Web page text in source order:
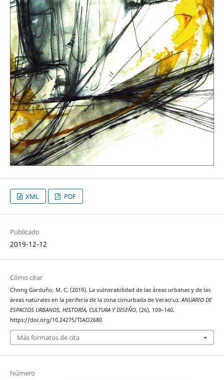
XML PDF
Publicado
2019-12-12
Cómo citar
Chong Garduño, M. C. (2019). La vulnerabilidad de las áreas urbanas y de las
áreas naturales en la periferia de la zona conurbada de Veracruz.ANUARIO DE
ESPACIOS URBANOS, HISTORIA, CULTURA Y DISEÑO, (26), 109–140.
https://doi.org/10.24275/TIAO2680
Más formatos de cita
Número